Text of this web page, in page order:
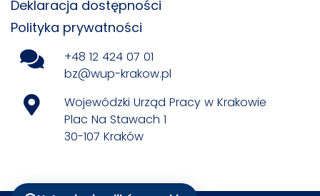
Deklaracja dostępności
Polityka prywatności
+48 12 424 07 01
bz@wup-krakow.pl
Wojewódzki Urząd Pracy w Krakowie
Plac Na Stawach 1
30-107 Kraków